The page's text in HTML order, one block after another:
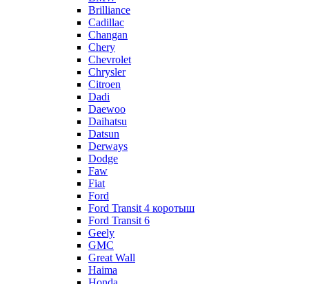
Brilliance
Cadillac
Changan
Chery
Chevrolet
Chrysler
Citroen
Dadi
Daewoo
Daihatsu
Datsun
Derways
Dodge
Faw
Fiat
Ford
Ford Transit 4 коротыш
Ford Transit 6
Geely
GMC
Great Wall
Haima